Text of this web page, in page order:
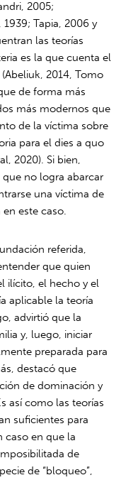
2005;
1939; Tapia, 2006 y
las teorías
es la que cuenta el
2014, Tomo
de forma más
más modernos que
de la víctima sobre
para el dies a quo
2020). Si bien,
no logra abarcar
una víctima de
este caso.
referida,
que quien
ilícito, el hecho y el
aplicable la teoría
advirtió que la
y, luego, iniciar
preparada para
destacó que
de dominación y
así como las teorías
suficientes para
caso en que la
de
de “bloqueo”,